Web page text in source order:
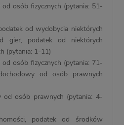
osób fizycznych (pytania: 51-
od wydobycia niektórych
gier, podatek od niektórych
(pytania: 1-11)
osób fizycznych (pytania: 71-
od osób prawnych
od osób prawnych (pytania: 4-
podatek od środków